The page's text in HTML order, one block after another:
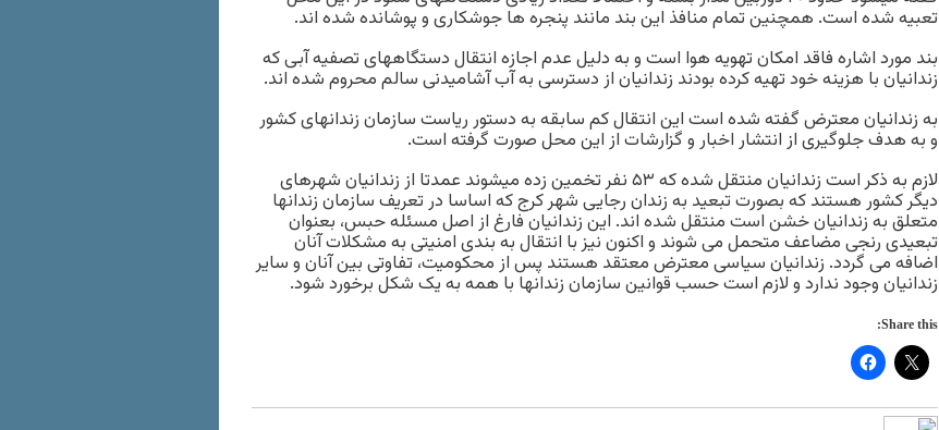
تعبیه شده است. همچنین تمام منافذ این بند مانند پنجره ها جوشکاری و پوشانده شده اند.
بند مورد اشاره فاقد امکان تهویه هوا است و به دلیل عدم اجازه انتقال دستگاههای تصفیه آبی که
زندانیان با هزینه خود تهیه کرده بودند زندانیان از دسترسی به آب آشامیدنی سالم محروم شده اند.
به زندانیان معترض گفته شده است این انتقال کم سابقه به دستور ریاست سازمان زندانهای کشور
و به هدف جلوگیری از انتشار اخبار و گزارشات از این محل صورت گرفته است.
لازم به ذکر است زندانیان منتقل شده که ۵۳ نفر تخمین زده میشوند عمدتا از زندانیان شهرهای
دیگر کشور هستند که بصورت تبعید به زندان رجایی شهر کرج که اساسا در تعریف سازمان زندانها
متعلق به زندانیان خشن است منتقل شده اند. این زندانیان فارغ از اصل مسئله حبس، بعنوان
تبعیدی رنجی مضاعف متحمل می شوند و اکنون نیز با انتقال به بندی امنیتی به مشکلات آنان
اضافه می گردد. زندانیان سیاسی معترض معتقد هستند پس از محکومیت، تفاوتی بین آنان و سایر
زندانیان وجود ندارد و لازم است حسب قوانین سازمان زندانها با همه به یک شکل برخورد شود.
Share this: